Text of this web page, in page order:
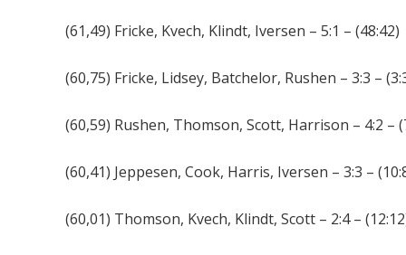
(61,49) Fricke, Kvech, Klindt, Iversen – 5:1 – (48:42)
(60,75) Fricke, Lidsey, Batchelor, Rushen – 3:3 –
(60,59) Rushen, Thomson, Scott, Harrison – 4:2 –
(60,41) Jeppesen, Cook, Harris, Iversen – 3:3 –
(60,01) Thomson, Kvech, Klindt, Scott – 2:4 –